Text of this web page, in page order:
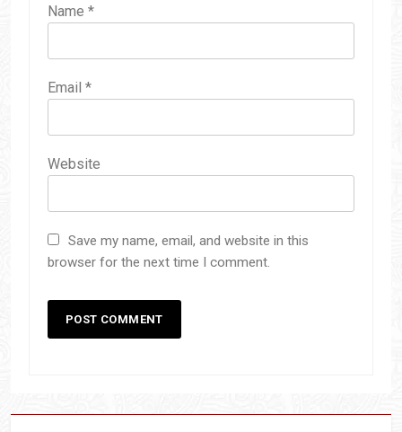
Name *
Email *
Website
Save my name, email, and website in this
browser for the next time I comment.